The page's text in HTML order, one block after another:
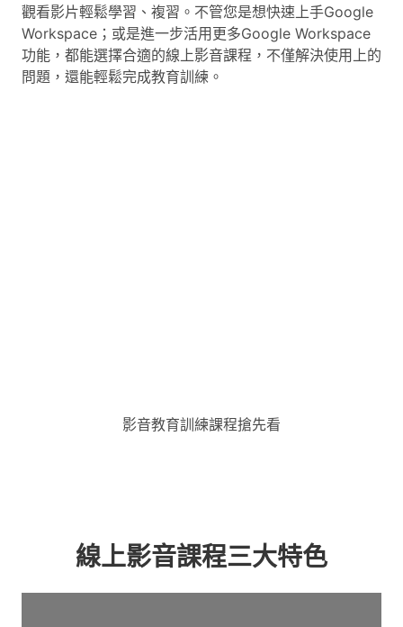
觀看影片輕鬆學習、複習。不管您是想快速上手Google
Workspace；或是進一步活用更多Google Workspace
功能，都能選擇合適的線上影音課程，不僅解決使用上的
問題，還能輕鬆完成教育訓練。
影音教育訓練課程搶先看
線上影音課程三大特色